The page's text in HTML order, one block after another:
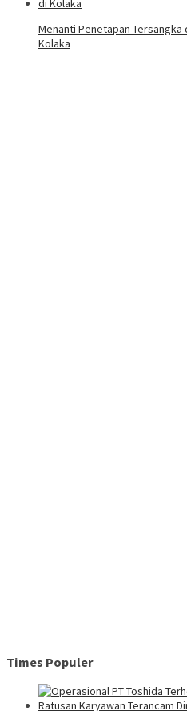
Menanti Penetapan Tersangka
Kolaka
Times Populer